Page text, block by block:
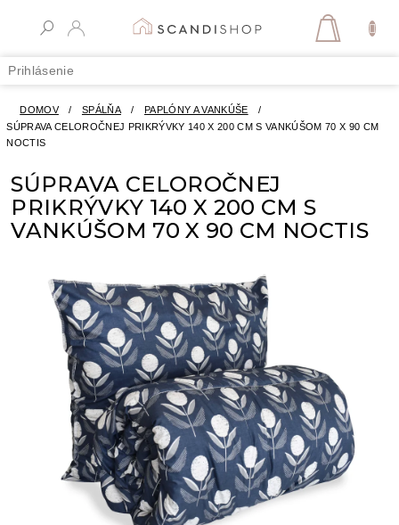
Prihlásenie
DOMOV / SPÁLŇA / PAPLÓNY A VANKÚŠE
/
SÚPRAVA CELOROČNEJ PRIKRÝVKY 140 X 200 CM S VANKÚŠOM 70 X 90 CM
NOCTIS
SÚPRAVA CELOROČNEJ
PRIKRÝVKY 140 X 200 CM S
VANKÚŠOM 70 X 90 CM NOCTIS